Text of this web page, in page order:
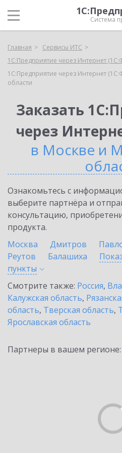
Система
Главная
Сервисы ИТС
1С:Предприятие через Интернет
1С:Предприятие через Интернет
области
Заказать
через
в Москве и
Ознакомьтесь с
выберите партнёра и
консультацию,
продукта.
Москва
Дмитров
Реутов
Балашиха
пункты
Смотрите также: Россия,
Калужская область,
область, Тверская область,
Ярославская область
Партнеры в вашем регионе: